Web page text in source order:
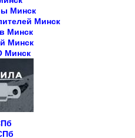
Минск
Минск
Минск
Минск
Минск